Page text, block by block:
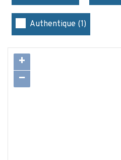
Authentique (1)
+
−